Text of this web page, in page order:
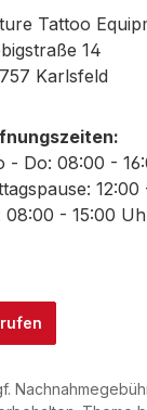
Tattoo
14
Karlsfeld
- Do: 08:00 -
08:00 - 15:00